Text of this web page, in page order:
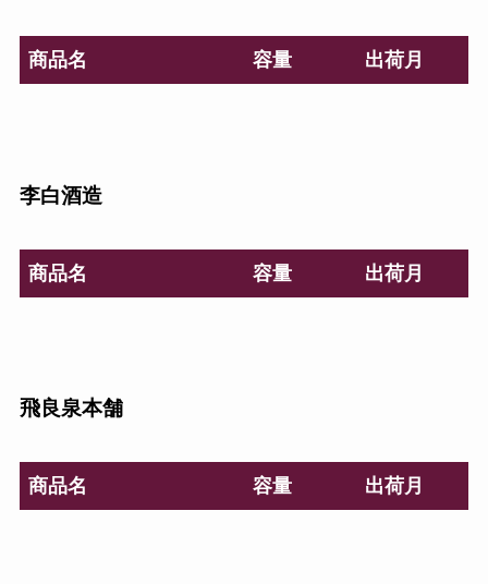
商品名 容量 出荷月
李白酒造
商品名 容量 出荷月
飛良泉本舗
商品名 容量 出荷月